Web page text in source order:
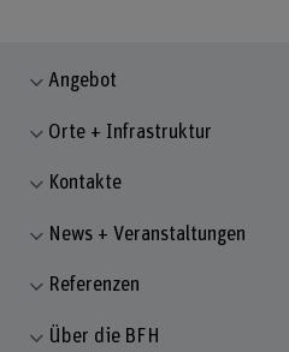
Angebot
Orte + Infrastruktur
Kontakte
News + Veranstaltungen
Referenzen
Über die BFH